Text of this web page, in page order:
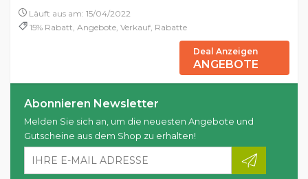
Läuft aus am: 15/04/2022
15% Rabatt, Angebote, Verkauf, Rabatte
Deal Anzeigen
ANGEBOTE
Abonnieren Newsletter
Melden Sie sich an, um die neuesten Angebote und
Gutscheine aus dem Shop zu erhalten!